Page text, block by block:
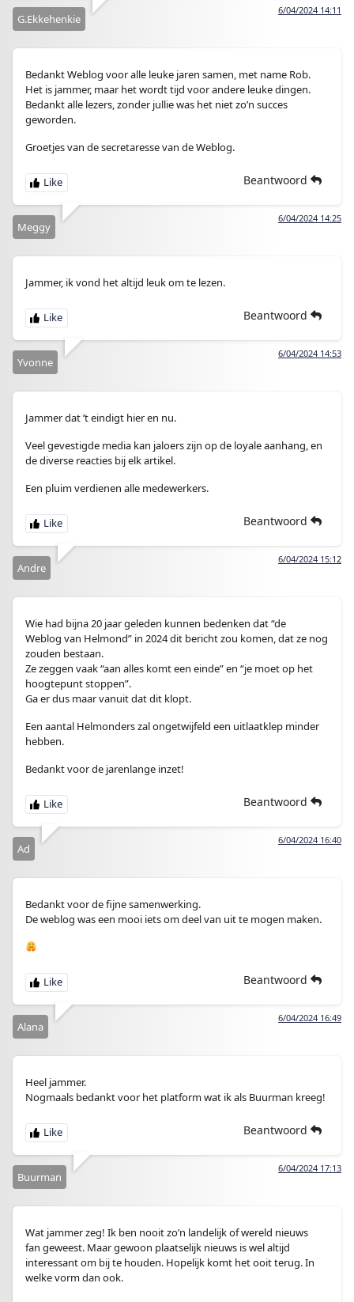
6/04/2024 14:11
G.Ekkehenkie
Bedankt Weblog voor alle leuke jaren samen, met name Rob.
Het is jammer, maar het wordt tijd voor andere leuke dingen.
Bedankt alle lezers, zonder jullie was het niet zo’n succes
geworden.
Groetjes van de secretaresse van de Weblog.
Beantwoord
6/04/2024 14:25
Meggy
Jammer, ik vond het altijd leuk om te lezen.
Beantwoord
6/04/2024 14:53
Yvonne
Jammer dat ’t eindigt hier en nu.
Veel gevestigde media kan jaloers zijn op de loyale aanhang, en
de diverse reacties bij elk artikel.
Een pluim verdienen alle medewerkers.
Beantwoord
6/04/2024 15:12
Andre
Wie had bijna 20 jaar geleden kunnen bedenken dat “de
Weblog van Helmond” in 2024 dit bericht zou komen, dat ze nog
zouden bestaan.
Ze zeggen vaak “aan alles komt een einde” en “je moet op het
hoogtepunt stoppen”.
Ga er dus maar vanuit dat dit klopt.
Een aantal Helmonders zal ongetwijfeld een uitlaatklep minder
hebben.
Bedankt voor de jarenlange inzet!
Beantwoord
6/04/2024 16:40
Ad
Bedankt voor de fijne samenwerking.
De weblog was een mooi iets om deel van uit te mogen maken.
Beantwoord
6/04/2024 16:49
Alana
Heel jammer.
Nogmaals bedankt voor het platform wat ik als Buurman kreeg!
Beantwoord
6/04/2024 17:13
Buurman
Wat jammer zeg! Ik ben nooit zo’n landelijk of wereld nieuws
fan geweest. Maar gewoon plaatselijk nieuws is wel altijd
interessant om bij te houden. Hopelijk komt het ooit terug. In
welke vorm dan ook.